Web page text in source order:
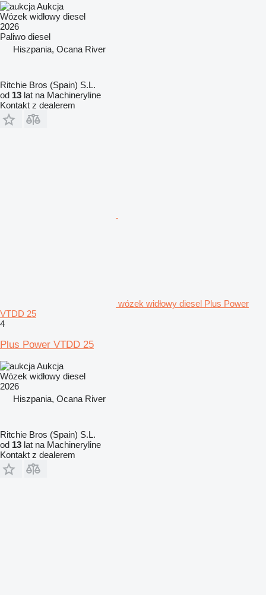
Aukcja
Wózek widłowy diesel
2026
Paliwo diesel
Hiszpania, Ocana River
Ritchie Bros (Spain) S.L.
od 13 lat na Machineryline
Kontakt z dealerem
wózek widłowy diesel Plus Power
VTDD 25
4
Plus Power VTDD 25
Aukcja
Wózek widłowy diesel
2026
Hiszpania, Ocana River
Ritchie Bros (Spain) S.L.
od 13 lat na Machineryline
Kontakt z dealerem